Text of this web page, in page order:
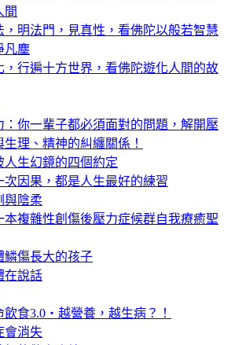
間
，明法門，見真性，看佛陀以般若智慧
凡塵
，行遍十方世界，看佛陀遊化人間的故
：你一輩子都必須面對的問題，解開壓
生理、精神的糾纏關係！
人生幻鏡的四個約定
次因果，都是人生最好的練習
與陰柔
本複雜性創傷後壓力症候群自我療癒聖
鱗傷長大的孩子
在說話
飲食3.0‧越營養，越生病？！
會消失